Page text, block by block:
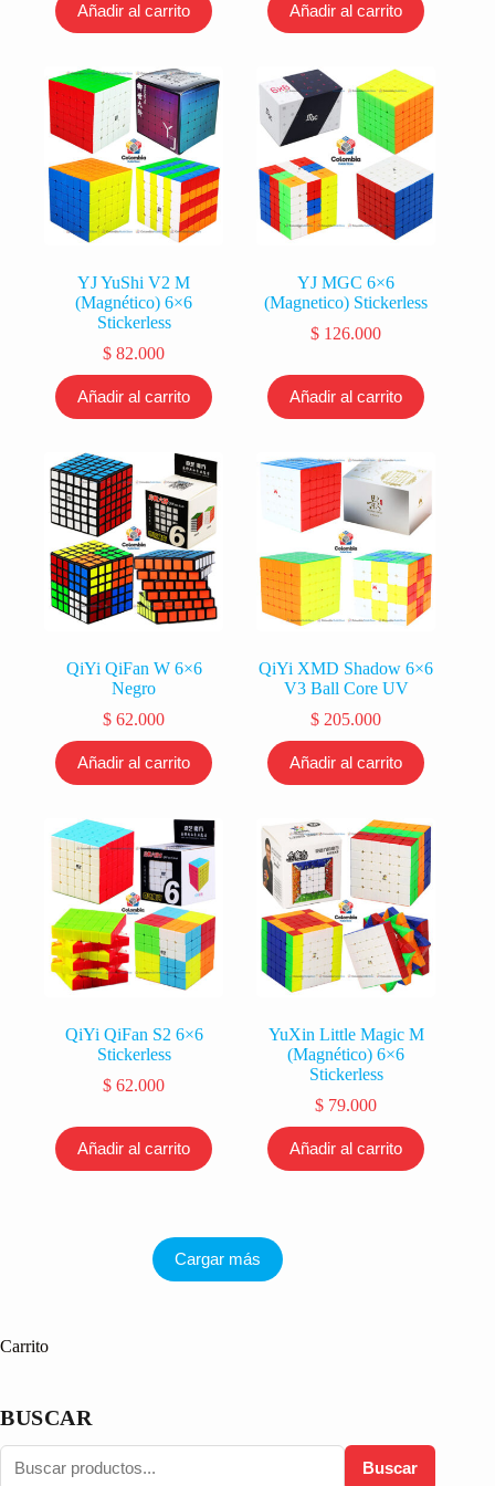
Añadir al carrito Añadir al carrito
YJ YuShi V2 M
(Magnético) 6×6
Stickerless
$ 82.000
Añadir al carrito
YJ MGC 6×6
(Magnetico) Stickerless
$ 126.000
Añadir al carrito
QiYi QiFan W 6×6
Negro
$ 62.000
Añadir al carrito
QiYi XMD Shadow 6×6
V3 Ball Core UV
$ 205.000
Añadir al carrito
QiYi QiFan S2 6×6
Stickerless
$ 62.000
Añadir al carrito
YuXin Little Magic M
(Magnético) 6×6
Stickerless
$ 79.000
Añadir al carrito
Cargar más
Carrito
BUSCAR
Buscar